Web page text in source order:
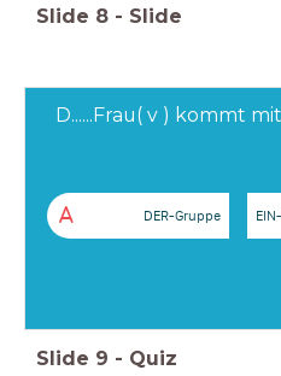
Slide 8 - Slide
D......Frau( v ) kommt mit
A DER-Gruppe
Slide 9 - Quiz